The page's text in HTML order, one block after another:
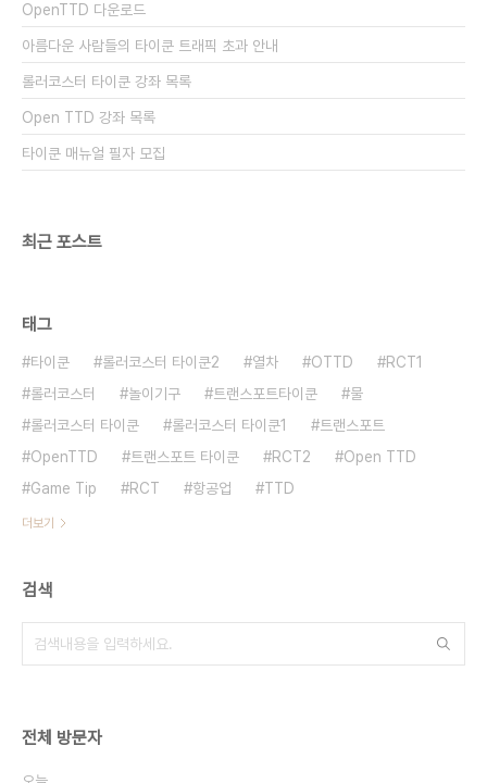
In..
OpenTTD 다운로드
아름다운 사람들의 타이쿤 트래픽 초과 안내
롤러코스터 타이쿤 강좌 목록
Open TTD 강좌 목록
타이쿤 매뉴얼 필자 모집
최근 포스트
태그
타이쿤 롤러코스터 타이쿤2 열차 OTTD
RCT1
롤러코스터
놀이기구 트랜스포트타이쿤
물
롤러코스터 타이쿤
롤러코스터 타이쿤1
트랜스포트
OpenTTD
트랜스포트 타이쿤 RCT2
Open TTD
Game Tip
RCT 항공업 TTD
더보기
검색
전체 방문자